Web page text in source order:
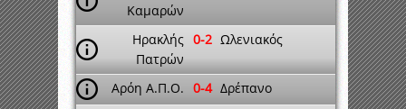
Καμαρών
Ηρακλής
Πατρών
0-2 Ωλενιακός
Αρόη Α.Π.Ο. 0-4 Δρέπανο